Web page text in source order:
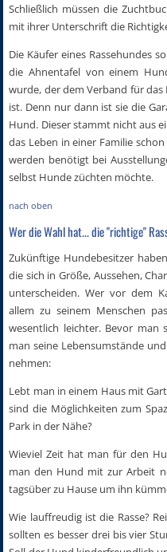
Schließlich müssen die
mit ihrer Unterschrift die
Die Käufer eines Rassehundes
die Ahnentafel von einem
wurde, der dem Verband für das
ist. Denn nur dann ist sie die
Hund. Dieser stammt nicht aus
das Leben in einer Familie
werden benötigt bei
selbst Hunde züchten möchte.
nach oben
Wer die Wahl hat... die "richtige"
Zukünftige Hundebesitzer
die sich in Größe, Aussehen,
unterscheiden. Wer vor dem
allem zu seinem Menschen
wesentlich leichter. Bevor man
man seine Lebensumstände
nehmen:
Lebt man in einem Haus mit
sind die Möglichkeiten zum
Park in der Nähe?
Wieviel Zeit hat man für den
man den Hund mit zur Arbeit
tagsüber zu Hause um ihn
Wie lauffreudig ist die Rasse?
sollten es besser drei bis vier